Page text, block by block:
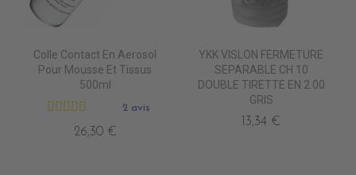
Colle Contact En Aerosol
Pour Mousse Et Tissus
500ml
2 avis
26,30 €
YKK VISLON FERMETURE
SEPARABLE CH 10
DOUBLE TIRETTE EN 2.00
GRIS
13,34 €